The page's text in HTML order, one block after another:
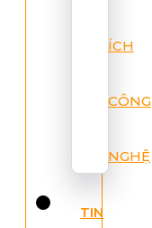
ÍCH
CÔNG
NGHỆ
TIN